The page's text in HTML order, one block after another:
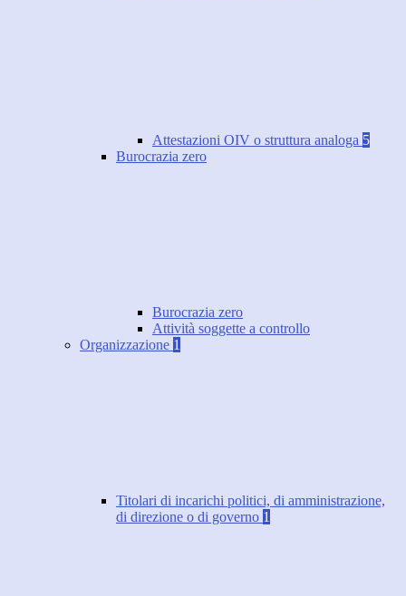
Attestazioni OIV o struttura analoga 5
Burocrazia zero
Burocrazia zero
Attività soggette a controllo
Organizzazione 1
Titolari di incarichi politici, di amministrazione,
di direzione o di governo 1